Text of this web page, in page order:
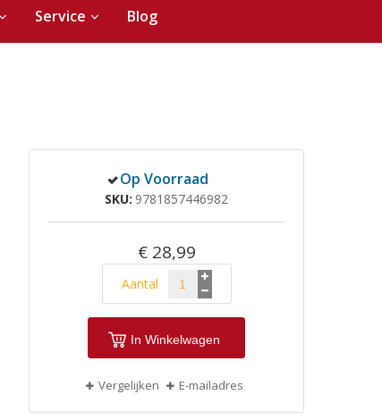
Service Blog
Op Voorraad
SKU 9781857446982
€ 28,99
Aantal
In Winkelwagen
Vergelijken E-mailadres